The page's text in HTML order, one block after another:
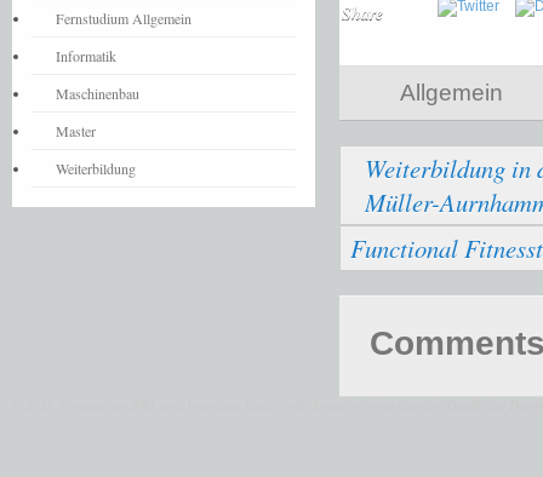
Share
Allgemein
Weiterbildung in
Müller-
Functional
Fernstudium Allgemein
Informatik
Maschinenbau
Master
Weiterbildung